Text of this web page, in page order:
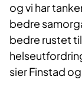
og vi har
bedre
bedre rustet
sier Finstad